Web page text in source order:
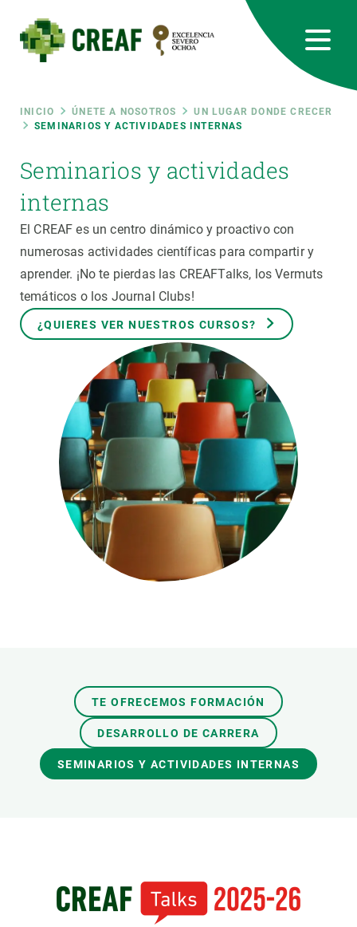
contenido
principal
Ruta
de
navegación
INICIO ÚNETE A NOSOTROS
UN LUGAR DONDE CRECER
SEMINARIOS Y ACTIVIDADES INTERNAS
Seminarios y actividades
internas
El CREAF es un centro dinámico y proactivo con
numerosas actividades científicas para compartir y
aprender. ¡No te pierdas las CREAFTalks, los Vermuts
temáticos o los Journal Clubs!
¿QUIERES VER NUESTROS CURSOS?
TE OFRECEMOS FORMACIÓN
DESARROLLO DE CARRERA
SEMINARIOS Y ACTIVIDADES INTERNAS
RRSS
Featured
responsive
Responsive
menu
INVESTIGACIÓN
CIENCIA EN ACCIÓN
NOTICIAS Y AGENDA